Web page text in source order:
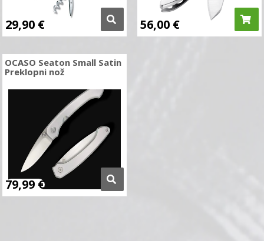
29,90 € 56,00 €
OCASO Seaton Small Satin
Preklopni nož
79,99 €